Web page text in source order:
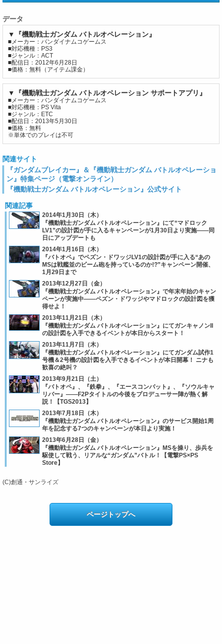
データ
▼『機動戦士ガンダム バトルオペレーション』
■メーカー：バンダイナムコゲームス
■対応機種：PS3
■ジャンル：ACT
■配信日：2012年6月28日
■価格：無料（アイテム課金）
▼『機動戦士ガンダム バトルオペレーション サポートアプリ』
■メーカー：バンダイナムコゲームス
■対応機種：PS Vita
■ジャンル：ETC
■配信日：2013年5月30日
■価格：無料
※単体でのプレイは不可
関連サイト
『ガンダムブレイカー』＆『機動戦士ガンダム バトルオペレーショ
ン』特集ページ（電撃オンライン）
『機動戦士ガンダム バトルオペレーション』公式サイト
関連記事
2014年1月30日（木）
『機動戦士ガンダム バトルオペレーション』にて“マドロック
LV1”の設計図が手に入るキャンペーンが1月30日より実施――同
日にアップデートも
2014年1月16日（木）
『バトオペ』でペズン・ドワッジLV1の設計図が手に入る“あの
MSは戦艦並のビーム砲を持っているのか!?”キャンペーン開催、
1月29日まで
2013年12月27日（金）
『機動戦士ガンダム バトルオペレーション』で年末年始のキャン
ペーンが実施中――ペズン・ドワッジやマドロックの設計図を獲
得せよ！
2013年11月21日（木）
『機動戦士ガンダム バトルオペレーション』にてガンキャノンII
の設計図を入手できるイベントが本日からスタート！
2013年11月7日（木）
『機動戦士ガンダム バトルオペレーション』にてガンダム試作1
号機＆2号機の設計図を入手できるイベントが本日開幕！ ニナも
歓喜の絶叫？
2013年9月21日（土）
『バトオペ』、『鉄拳』、『エースコンバット』、『ソウルキャ
リバー』――F2Pタイトルの今後をプロデューサー陣が熱く解
説！【TGS2013】
2013年7月18日（木）
『機動戦士ガンダム バトルオペレーション』のサービス開始1周
年を記念する7つのキャンペーンが本日より実施！
2013年6月28日（金）
『機動戦士ガンダム バトルオペレーション』MSを操り、歩兵を
駆使して戦う、リアルな“ガンダム”バトル！【電撃PS×PS
Store】
(C)創通・サンライズ
ページトップへ